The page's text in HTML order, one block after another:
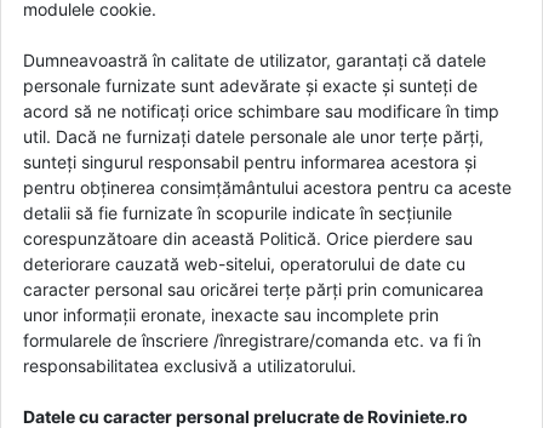
modulele cookie.
Dumneavoastră în calitate de utilizator, garantați că datele
personale furnizate sunt adevărate și exacte și sunteți de
acord să ne notificați orice schimbare sau modificare în timp
util. Dacă ne furnizați datele personale ale unor terțe părți,
sunteți singurul responsabil pentru informarea acestora și
pentru obținerea consimțământului acestora pentru ca aceste
detalii să fie furnizate în scopurile indicate în secțiunile
corespunzătoare din această Politică. Orice pierdere sau
deteriorare cauzată web-sitelui, operatorului de date cu
caracter personal sau oricărei terțe părți prin comunicarea
unor informații eronate, inexacte sau incomplete prin
formularele de înscriere /înregistrare/comanda etc. va fi în
responsabilitatea exclusivă a utilizatorului.
Datele cu caracter personal prelucrate de Roviniete.ro